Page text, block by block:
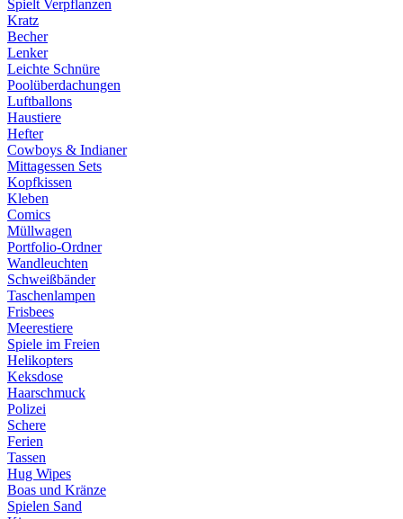
Spielt Verpflanzen
Kratz
Becher
Lenker
Leichte Schnüre
Poolüberdachungen
Luftballons
Haustiere
Hefter
Cowboys & Indianer
Mittagessen Sets
Kopfkissen
Kleben
Comics
Müllwagen
Portfolio-Ordner
Wandleuchten
Schweißbänder
Taschenlampen
Frisbees
Meerestiere
Spiele im Freien
Helikopters
Keksdose
Haarschmuck
Polizei
Schere
Ferien
Tassen
Hug Wipes
Boas und Kränze
Spielen Sand